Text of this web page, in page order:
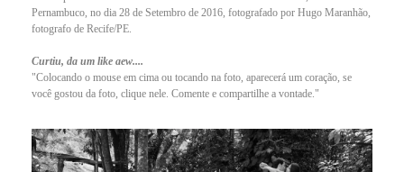
Pernambuco, no dia 28 de Setembro de 2016, fotografado por Hugo Maranhão,
fotografo de Recife/PE.
Curtiu, da um like aew....
"Colocando o mouse em cima ou tocando na foto, aparecerá um coração, se
você gostou da foto, clique nele. Comente e compartilhe a vontade."